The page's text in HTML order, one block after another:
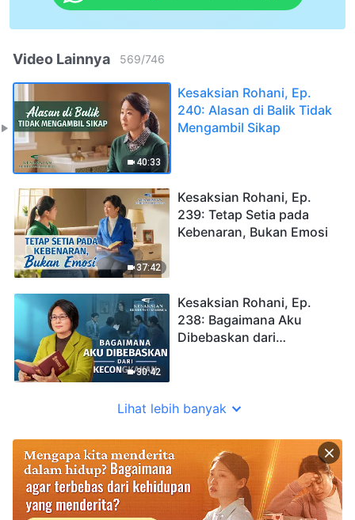
Video Lainnya 569/746
40:33
Kesaksian Rohani, Ep.
240: Alasan di Balik Tidak
Mengambil Sikap
37:42
Kesaksian Rohani, Ep.
239: Tetap Setia pada
Kebenaran, Bukan Emosi
30:42
Kesaksian Rohani, Ep.
238: Bagaimana Aku
Dibebaskan dari
Lihat lebih banyak